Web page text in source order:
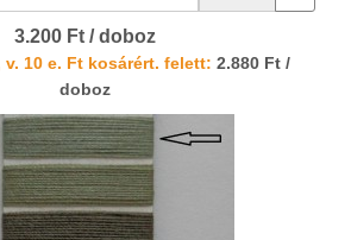
3.200 Ft / doboz
v. 10 e. Ft kosárért. felett: 2.880 Ft /
doboz